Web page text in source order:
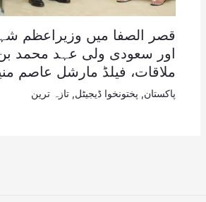
قصر الصفا میں وزیراعظم
اور سعودی ولی عہد محمد
ملاقات، فیلڈ مارشل عاصم
پاکستان پختونخوا ڈیجیٹل تازہ ترین